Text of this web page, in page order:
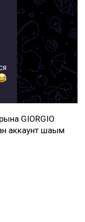
GIORGIO
аккаунт шағым